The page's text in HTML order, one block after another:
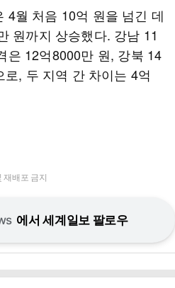
4월 처음 10억 원을 넘긴 데
원까지 상승했다. 강남 11
은 12억8000만 원, 강북 14
, 두 지역 간 차이는 4억
배포 금지
에서 세계일보 팔로우